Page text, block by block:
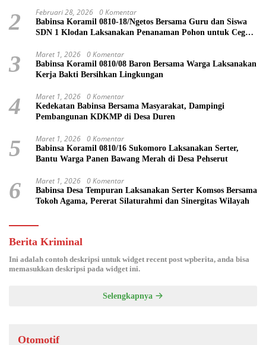
2 Februari 28, 2026 0 Komentar
Babinsa Koramil 0810-18/Ngetos Bersama Guru dan Siswa
SDN 1 Klodan Laksanakan Penanaman Pohon untuk Cegah
3 Maret 1, 2026 0 Komentar
Babinsa Koramil 0810/08 Baron Bersama Warga Laksanakan
Kerja Bakti Bersihkan Lingkungan
4 Maret 1, 2026 0 Komentar
Kedekatan Babinsa Bersama Masyarakat, Dampingi
Pembangunan KDKMP di Desa Duren
5 Maret 1, 2026 0 Komentar
Babinsa Koramil 0810/16 Sukomoro Laksanakan Serter,
Bantu Warga Panen Bawang Merah di Desa Pehserut
6 Maret 1, 2026 0 Komentar
Babinsa Desa Tempuran Laksanakan Serter Komsos Bersama
Tokoh Agama, Pererat Silaturahmi dan Sinergitas Wilayah
Berita Kriminal
Ini adalah contoh deskripsi untuk widget recent post wpberita, anda bisa
memasukkan deskripsi pada widget ini.
Selengkapnya
Otomotif